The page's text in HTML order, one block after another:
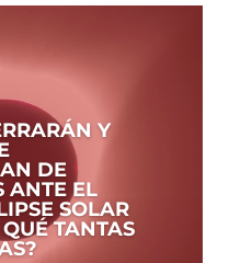
Y
DE
ANTE EL
SOLAR
TANTAS